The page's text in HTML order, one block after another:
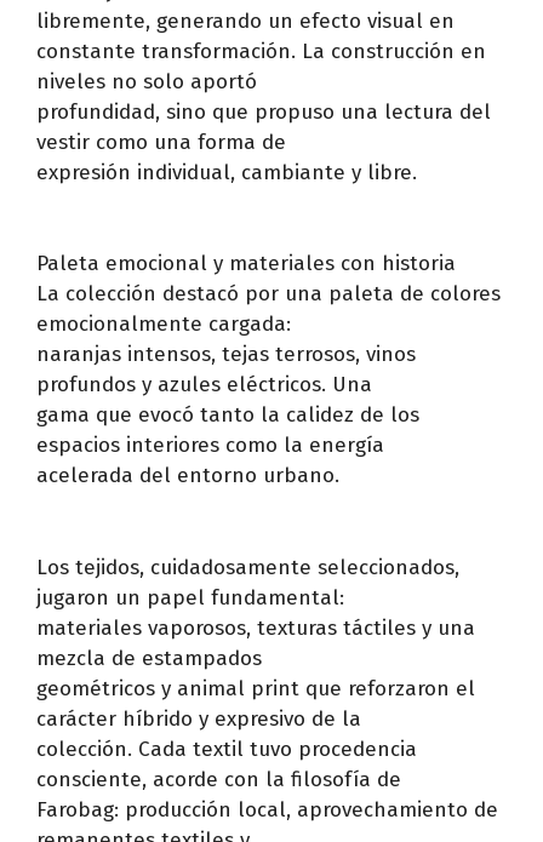
libremente, generando un efecto visual en
constante transformación. La construcción en
niveles no solo aportó
profundidad, sino que propuso una lectura del
vestir como una forma de
expresión individual, cambiante y libre.
Paleta emocional y materiales con historia
La colección destacó por una paleta de colores
emocionalmente cargada:
naranjas intensos, tejas terrosos, vinos
profundos y azules eléctricos. Una
gama que evocó tanto la calidez de los
espacios interiores como la energía
acelerada del entorno urbano.
Los tejidos, cuidadosamente seleccionados,
jugaron un papel fundamental:
materiales vaporosos, texturas táctiles y una
mezcla de estampados
geométricos y animal print que reforzaron el
carácter híbrido y expresivo de la
colección. Cada textil tuvo procedencia
consciente, acorde con la filosofía de
Farobag: producción local, aprovechamiento de